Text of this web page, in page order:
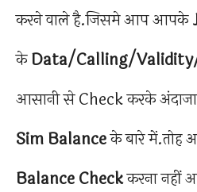
करने वाले है.जिसमे आप आपके
केData/Calling/
आसानी से Check करके
Sim Balanceके बारे में.तोह
BalanceCheckकरना नहीं